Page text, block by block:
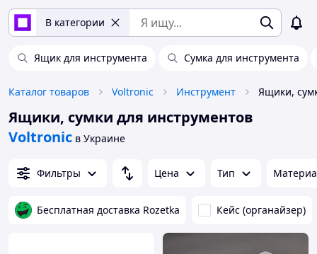
В категории
Ящик для инструмента Сумка для инструмента
Каталог товаров Voltronic Инструмент
Ящики, сумки для инструментов
Voltronic в Украине
Фильтры Цена Тип
Бесплатная доставка Rozetka Кейс (органайзер)